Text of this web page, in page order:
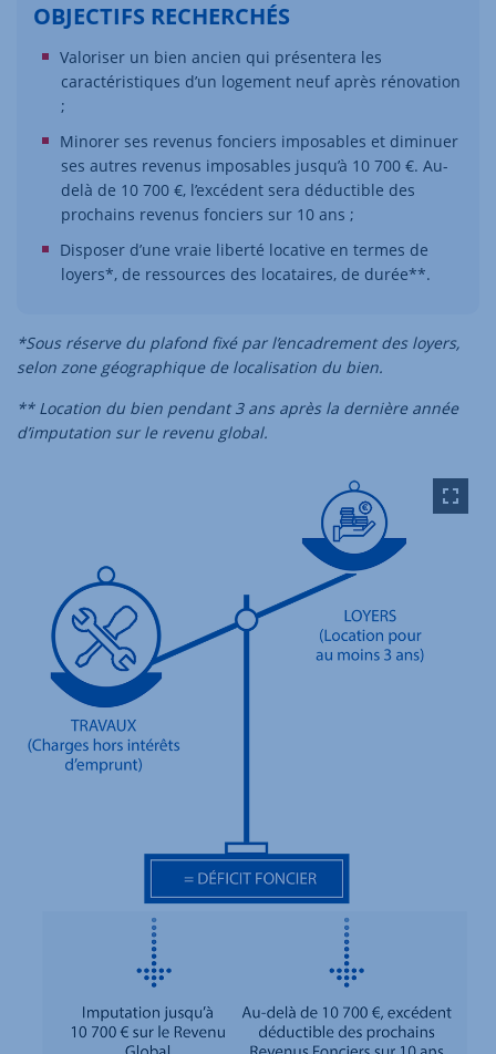
OBJECTIFS RECHERCHÉS
Valoriser un bien ancien qui présentera les
caractéristiques d’un logement neuf après rénovation
;
Minorer ses revenus fonciers imposables et diminuer
ses autres revenus imposables jusqu’à 10 700 €. Au-
delà de 10 700 €, l’excédent sera déductible des
prochains revenus fonciers sur 10 ans ;
Disposer d’une vraie liberté locative en termes de
loyers*, de ressources des locataires, de durée**.
*Sous réserve du plafond fixé par l’encadrement des loyers,
selon zone géographique de localisation du bien.
** Location du bien pendant 3 ans après la dernière année
d’imputation sur le revenu global.